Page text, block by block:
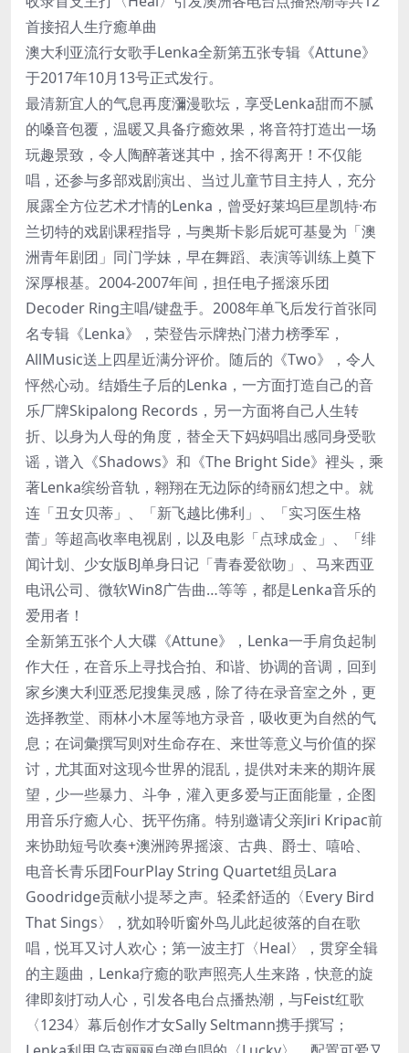
首接招人生疗癒单曲
澳大利亚流行女歌手Lenka全新第五张专辑《Attune》
于2017年10月13号正式发行。
最清新宜人的气息再度瀰漫歌坛，享受Lenka甜而不腻
的嗓音包覆，温暖又具备疗癒效果，将音符打造出一场
玩趣景致，令人陶醉著迷其中，捨不得离开！不仅能
唱，还参与多部戏剧演出、当过儿童节目主持人，充分
展露全方位艺术才情的Lenka，曾受好莱坞巨星凯特·布
兰切特的戏剧课程指导，与奥斯卡影后妮可基曼为「澳
洲青年剧团」同门学妹，早在舞蹈、表演等训练上奠下
深厚根基。2004-2007年间，担任电子摇滚乐团
Decoder Ring主唱/键盘手。2008年单飞后发行首张同
名专辑《Lenka》，荣登告示牌热门潜力榜季军，
AllMusic送上四星近满分评价。随后的《Two》，令人
怦然心动。结婚生子后的Lenka，一方面打造自己的音
乐厂牌Skipalong Records，另一方面将自己人生转
折、以身为人母的角度，替全天下妈妈唱出感同身受歌
谣，谱入《Shadows》和《The Bright Side》裡头，乘
著Lenka缤纷音轨，翱翔在无边际的绮丽幻想之中。就
连「丑女贝蒂」、「新飞越比佛利」、「实习医生格
蕾」等超高收率电视剧，以及电影「点球成金」、「绯
闻计划、少女版BJ单身日记「青春爱欲吻」、马来西亚
电讯公司、微软Win8广告曲…等等，都是Lenka音乐的
爱用者！
全新第五张个人大碟《Attune》，Lenka一手肩负起制
作大任，在音乐上寻找合拍、和谐、协调的音调，回到
家乡澳大利亚悉尼搜集灵感，除了待在录音室之外，更
选择教堂、雨林小木屋等地方录音，吸收更为自然的气
息；在词彙撰写则对生命存在、来世等意义与价值的探
讨，尤其面对这现今世界的混乱，提供对未来的期许展
望，少一些暴力、斗争，灌入更多爱与正面能量，企图
用音乐疗癒人心、抚平伤痛。特别邀请父亲Jiri Kripac前
来协助短号吹奏+澳洲跨界摇滚、古典、爵士、嘻哈、
电音长青乐团FourPlay String Quartet组员Lara
Goodridge贡献小提琴之声。轻柔舒适的〈Every Bird
That Sings〉，犹如聆听窗外鸟儿此起彼落的自在歌
唱，悦耳又讨人欢心；第一波主打〈Heal〉，贯穿全辑
的主题曲，Lenka疗癒的歌声照亮人生来路，快意的旋
律即刻打动人心，引发各电台点播热潮，与Feist红歌
〈1234〉幕后创作才女Sally Seltmann携手撰写；